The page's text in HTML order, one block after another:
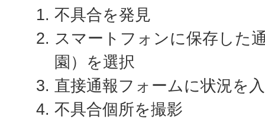
不具合を発見
スマートフォンに保存した
園）を選択
直接通報フォームに状況を
不具合個所を撮影